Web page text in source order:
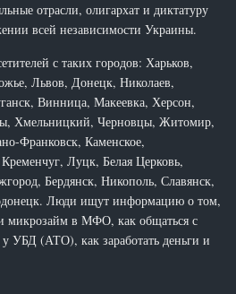
отрасли, олигархат и диктатуру
всей независимости Украины.
с таких городов: Харьков,
Львов, Донецк, Николаев,
Винница, Макеевка, Херсон,
Хмельницкий, Черновцы, Житомир,
Франковск, Каменское,
Луцк, Белая Церковь,
Бердянск, Никополь, Славянск,
Люди ищут информацию о том,
микрозайм в МФО, как общаться с
у УБД (АТО), как заработать деньги и